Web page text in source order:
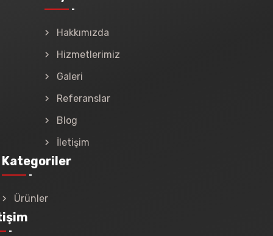
Hakkımızda
Hizmetlerimiz
Galeri
Referanslar
Blog
İletişim
Kategoriler
Ürünler